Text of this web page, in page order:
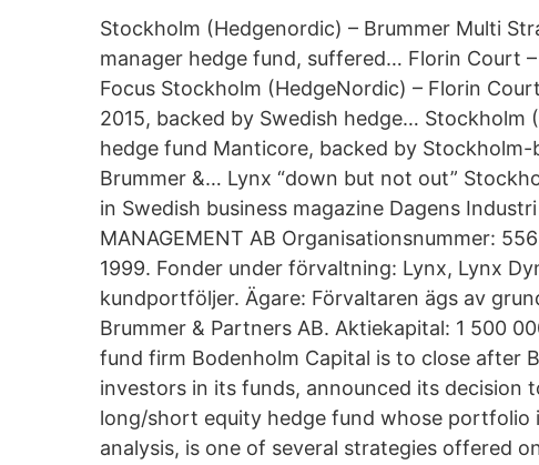
Stockholm (Hedgenordic) – Brummer Multi
manager hedge fund, suffered… Florin Court
Focus Stockholm (HedgeNordic) – Florin
2015, backed by Swedish hedge… Stockholm
hedge fund Manticore, backed by
Brummer &… Lynx “down but not out”
in Swedish business magazine Dagens
MANAGEMENT AB Organisationsnummer:
1999. Fonder under förvaltning: Lynx, Lynx
kundportföljer. Ägare: Förvaltaren ägs av
Brummer & Partners AB. Aktiekapital: 1 500
fund firm Bodenholm Capital is to close after
investors in its funds, announced its decision
long/short equity hedge fund whose portfolio
analysis, is one of several strategies offered